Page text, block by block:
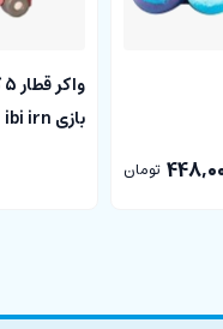
تومان
بازی ibi irn